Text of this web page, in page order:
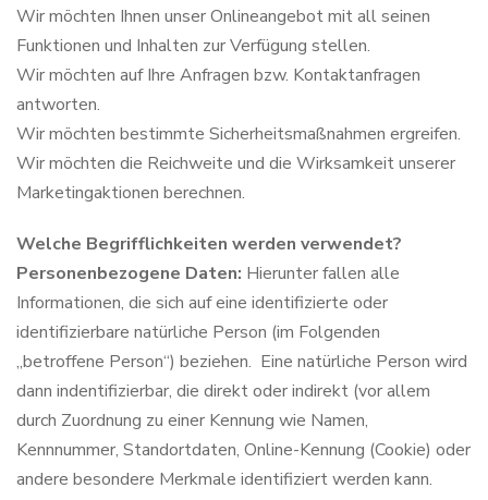
Wir möchten Ihnen unser Onlineangebot mit all seinen
Funktionen und Inhalten zur Verfügung stellen.
Wir möchten auf Ihre Anfragen bzw. Kontaktanfragen
antworten.
Wir möchten bestimmte Sicherheitsmaßnahmen ergreifen.
Wir möchten die Reichweite und die Wirksamkeit unserer
Marketingaktionen berechnen.
Welche Begrifflichkeiten werden verwendet?
Personenbezogene Daten: Hierunter fallen alle
Informationen, die sich auf eine identifizierte oder
identifizierbare natürliche Person (im Folgenden
„betroffene Person“) beziehen. Eine natürliche Person wird
dann indentifizierbar, die direkt oder indirekt (vor allem
durch Zuordnung zu einer Kennung wie Namen,
Kennnummer, Standortdaten, Online-Kennung (Cookie) oder
andere besondere Merkmale identifiziert werden kann.